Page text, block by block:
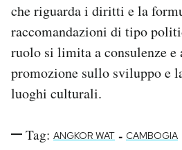
che riguarda i diritti e la
raccomandazioni di tipo
ruolo si limita a consulenze
promozione sullo sviluppo e
luoghi culturali.
Tag: ANGKOR WAT - CAMBOGIA